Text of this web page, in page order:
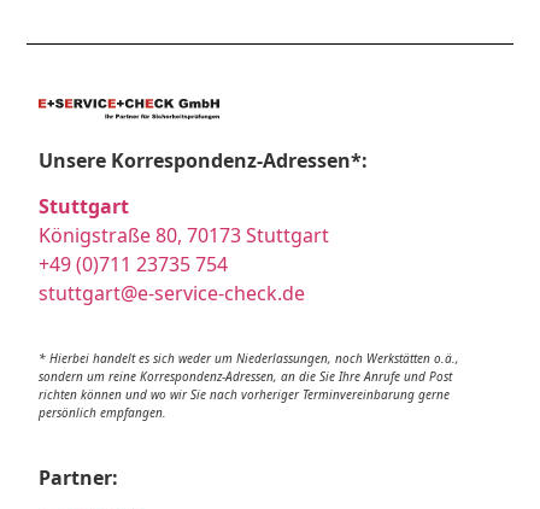
Unsere Korrespondenz-Adressen*:
Stuttgart
Königstraße 80, 70173 Stuttgart
+49 (0)711 23735 754
stuttgart@e-service-check.de
* Hierbei handelt es sich weder um Niederlassungen, noch Werkstätten o.ä.,
sondern um reine Korrespondenz-Adressen, an die Sie Ihre Anrufe und Post
richten können und wo wir Sie nach vorheriger Terminvereinbarung gerne
persönlich empfangen.
Partner: